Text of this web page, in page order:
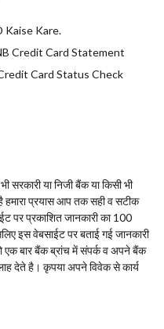
Kaise Kare.
Credit Card Statement
Card Status Check
सरकारी या निजी बैंक या किसी भी
हमारा प्रयास आप तक सही व सटीक
पर प्रकाशित जानकारी का 100
इस वेबसाईट पर बताई गई जानकारी
बार बैंक ब्रांच में संपर्क व अपने बैंक
देते है। कृपया अपने विवेक से कार्य